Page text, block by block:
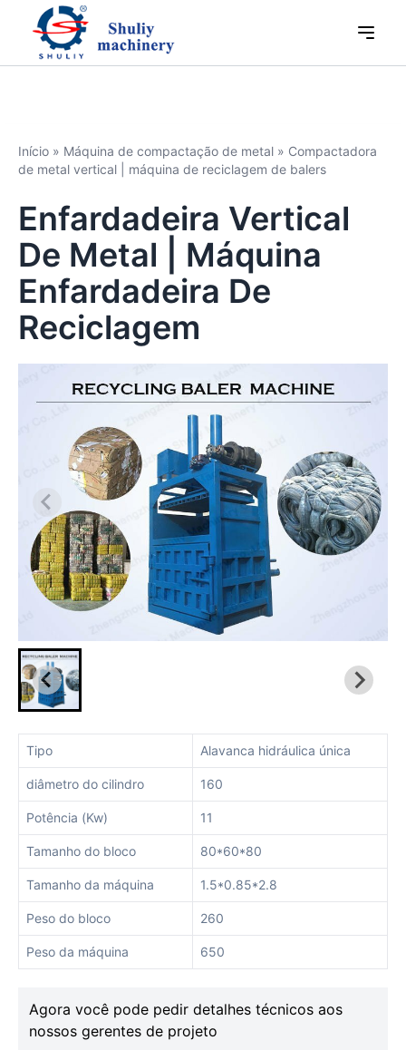
Início » Máquina de compactação de metal » Compactadora
de metal vertical | máquina de reciclagem de balers
Enfardadeira Vertical
De Metal | Máquina
Enfardadeira De
Reciclagem
Tipo Alavanca hidráulica única
diâmetro do cilindro 160
Potência (Kw) 11
Tamanho do bloco 80*60*80
Tamanho da máquina 1.5*0.85*2.8
Peso do bloco 260
Peso da máquina 650
Agora você pode pedir detalhes técnicos aos
nossos gerentes de projeto